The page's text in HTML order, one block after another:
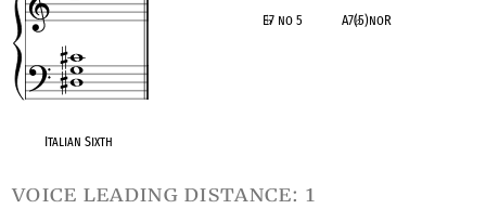
Italian Sixth
E♭7 no 5 A7(♭5)noR
voice leading distance: 1